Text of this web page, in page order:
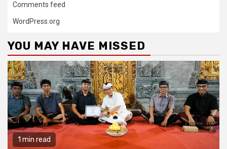
Comments feed
WordPress.org
YOU MAY HAVE MISSED
1 min read